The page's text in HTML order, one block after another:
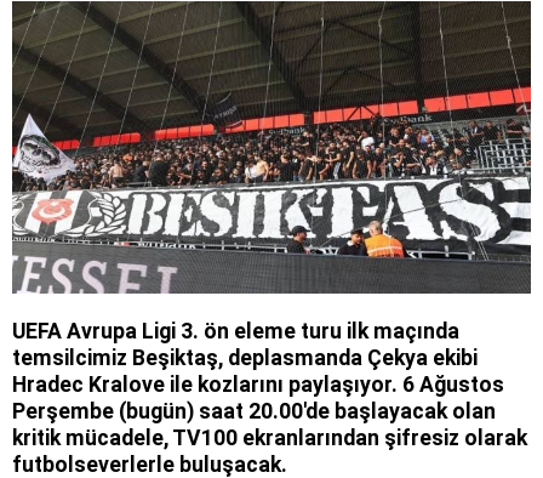
UEFA Avrupa Ligi 3. ön eleme turu ilk maçında
temsilcimiz Beşiktaş, deplasmanda Çekya ekibi
Hradec Kralove ile kozlarını paylaşıyor. 6 Ağustos
Perşembe (bugün) saat 20.00'de başlayacak olan
kritik mücadele, TV100 ekranlarından şifresiz olarak
futbolseverlerle buluşacak.